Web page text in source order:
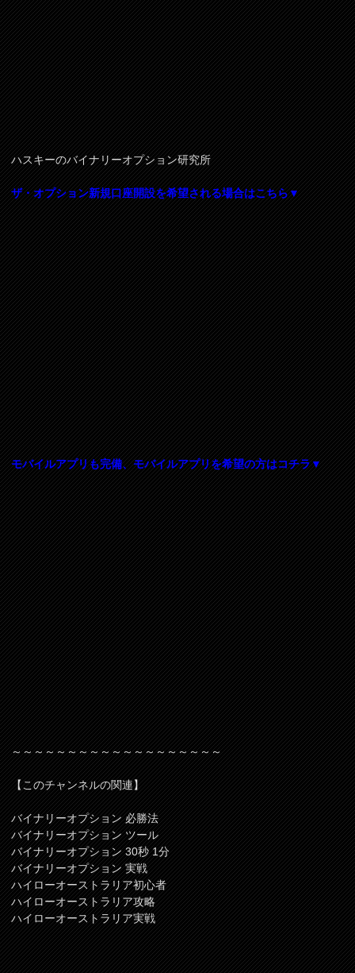
ハスキーのバイナリーオプション研究所
ザ・オプション新規口座開設を希望される場合はこちら▼
モバイルアプリも完備、モバイルアプリを希望の方はコチラ▼
～～～～～～～～～～～～～～～～～～～
【このチャンネルの関連】
バイナリーオプション 必勝法
バイナリーオプション ツール
バイナリーオプション 30秒 1分
バイナリーオプション 実戦
ハイローオーストラリア初心者
ハイローオーストラリア攻略
ハイローオーストラリア実戦